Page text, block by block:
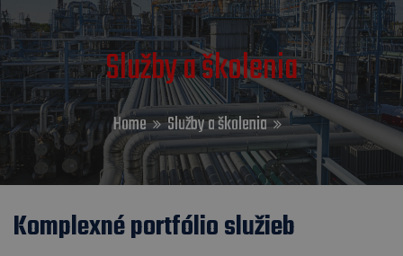
Služby a školenia
Home Služby a školenia
Komplexné portfólio služieb